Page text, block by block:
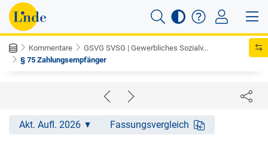
Kommentare
GSVG SVSG | Gewerbliches Sozialv...
§ 75 Zahlungsempfänger
Akt. Aufl. 2026 Fassungsvergleich